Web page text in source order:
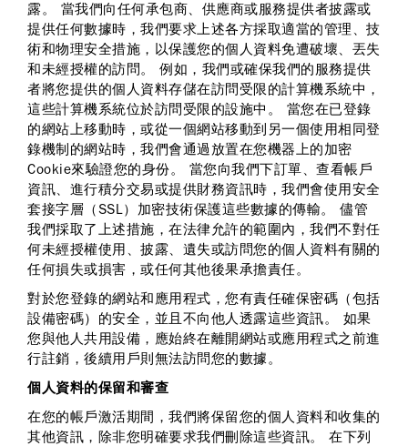
露。 當我們向任何承包商、供應商或服務提供者披露或
提供任何數據時，我們要求上述各方採取適當的管理、技
術和物理安全措施，以保護您的個人資料免遭破壞、丟失
和未經授權的訪問。 例如，我們或確保我們的服務提供
者將您提供的個人資料存儲在訪問受限的計算機系統中，
這些計算機系統位於訪問受限的設施中。 當您在已登錄
的網站上移動時，或從一個網站移動到另一個使用相同登
錄機制的網站時，我們會通過放置在您機器上的加密
Cookie來驗證您的身份。 當您向我們下訂單、查看帳戶
資訊、進行積分交易或提供財務資訊時，我們會使用安全
套接字層（SSL）加密技術保護這些數據的傳輸。 儘管
我們採取了上述措施，在法律允許的範圍內，我們不對任
何未經授權使用、披露、遺失或訪問您的個人資料有關的
任何損失或損害，或任何其他後果承擔責任。
對於您登錄的網站和應用程式，您有責任確保密碼（包括
設備密碼）的安全，並且不向他人透露這些資訊。 如果
您與他人共用設備，應始終在離開網站或應用程式之前進
行註銷，後續用戶則無法訪問您的數據。
個人資料的保留和審查
在您的帳戶激活期間，我們將保留您的個人資料和收集的
其他資訊，除非您明確要求我們刪除這些資訊。 在下列